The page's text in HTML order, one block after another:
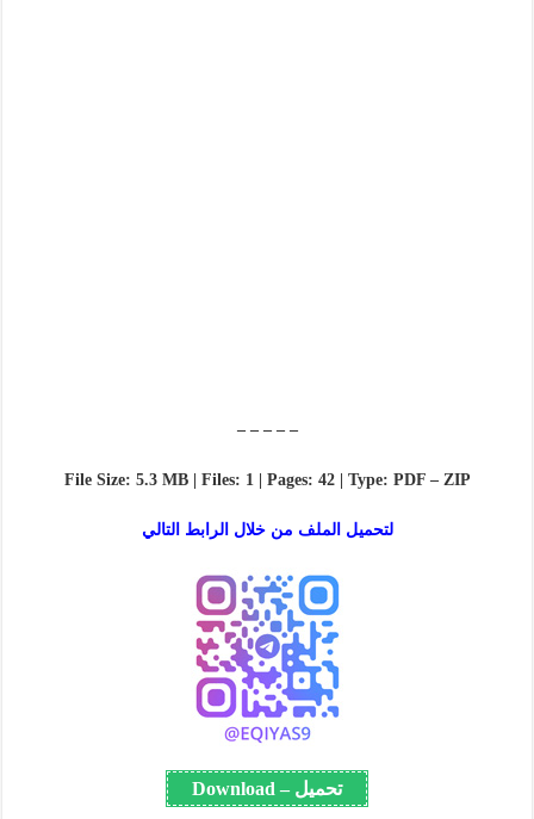
– – – – –
File Size: 5.3 MB | Files: 1 | Pages: 42 | Type: PDF – ZIP
لتحميل الملف من خلال الرابط التالي
تحميل – Download